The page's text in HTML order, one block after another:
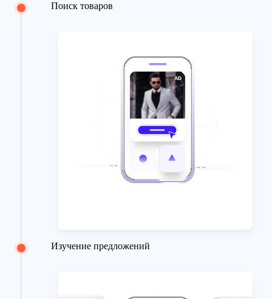
Поиск товаров
Изучение предложений